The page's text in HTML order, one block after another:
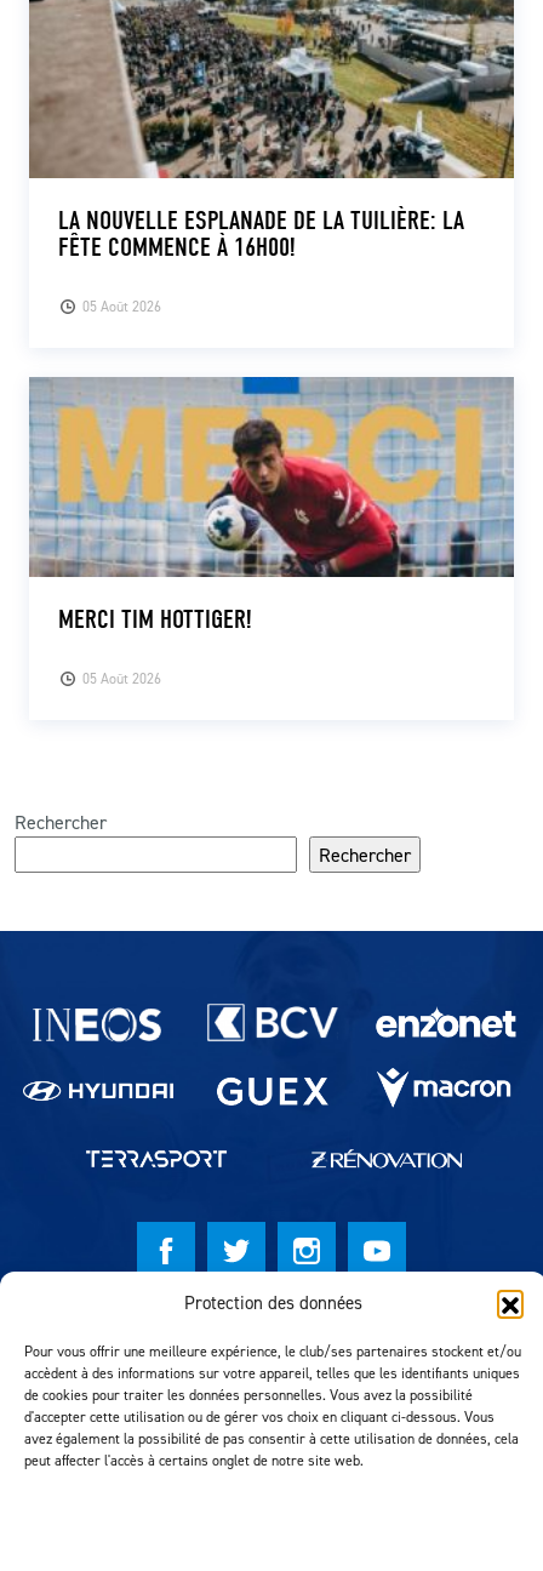
Protection des données
Pour vous offrir une meilleure expérience, le club/ses partenaires stockent et/ou
accèdent à des informations sur votre appareil, telles que les identifiants uniques
de cookies pour traiter les données personnelles. Vous avez la possibilité
d'accepter cette utilisation ou de gérer vos choix en cliquant ci-dessous. Vous
avez également la possibilité de pas consentir à cette utilisation de données, cela
peut affecter l'accès à certains onglet de notre site web.
05 Août 2026
LA NOUVELLE ESPLANADE DE LA TUILIÈRE: LA
FÊTE COMMENCE À 16H00!
05 Août 2026
MERCI TIM HOTTIGER!
Rechercher
Rechercher
Partenaires du lausanne-Sport
Réalisation MTM Agency